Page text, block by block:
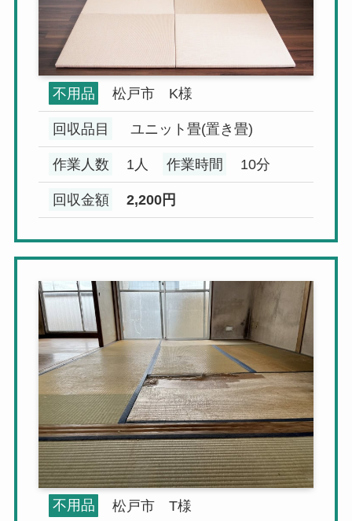
不用品 松戸市 K様
回収品目 ユニット畳(置き畳)
作業人数 1人 作業時間 10分
回収金額 2,200円
不用品 松戸市 T様